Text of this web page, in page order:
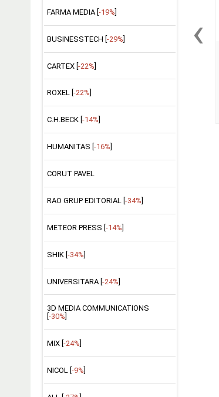
FARMA MEDIA [ -19%
BUSINESSTECH [-29%]
CARTEX [-22%]
ROXEL [ -22%
C.H.BECK [ -14%
HUMANITAS [ -16%
CORUT PAVEL
RAO GRUP EDITORIAL [ -34%
METEOR PRESS [ -14%
SHIK [-34%]
UNIVERSITARA [-24%]
3D MEDIA COMMUNICATIONS
-30%
MIX [ -24%
NICOL [ -9%
‹